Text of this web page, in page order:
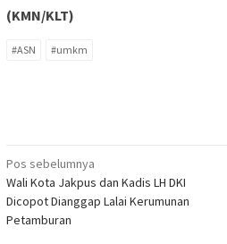
(KMN/KLT)
#ASN #umkm
Navigasi
pos
Pos sebelumnya
Wali Kota Jakpus dan Kadis LH DKI
Dicopot Dianggap Lalai Kerumunan
Petamburan